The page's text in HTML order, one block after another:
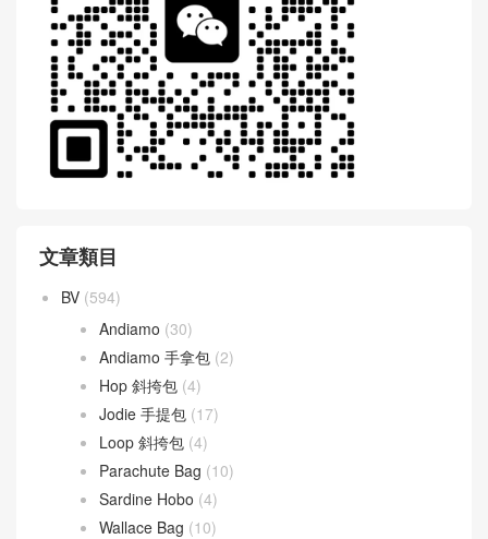
文章類目
BV (594)
Andiamo (30)
Andiamo 手拿包 (2)
Hop 斜挎包 (4)
Jodie 手提包 (17)
Loop 斜挎包 (4)
Parachute Bag (10)
Sardine Hobo (4)
Wallace Bag (10)